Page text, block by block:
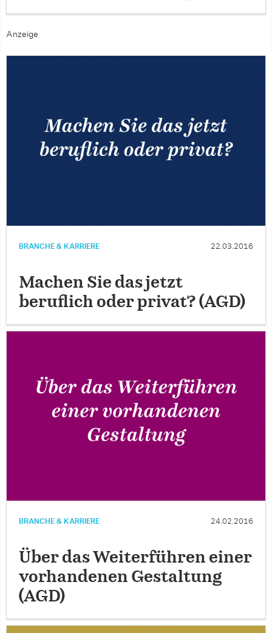
Anzeige
BRANCHE & KARRIERE 22.03.2016
Machen Sie das jetzt
beruflich oder privat? (AGD)
BRANCHE & KARRIERE 24.02.2016
Über das Weiterführen einer
vorhandenen Gestaltung
(AGD)